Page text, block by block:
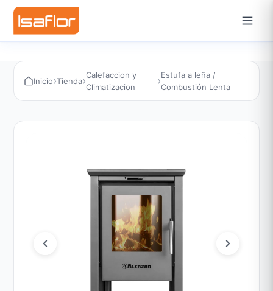
Inicio›Tienda›Calefaccion y
Climatizacion
›Estufa a leña /
Combustión Lenta